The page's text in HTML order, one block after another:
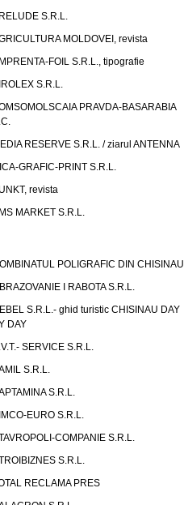
S.R.L.
MOLDOVEI, revista
FOIL S.R.L., tipografie
S.R.L.
PRAVDA-BASARABIA
RESERVE S.R.L. / ziarul ANTENNA
GRAFIC-PRINT S.R.L.
revista
MARKET S.R.L.
POLIGRAFIC DIN CHISINAU
I RABOTA S.R.L.
S.R.L.- ghid turistic CHISINAU DAY
DAY
SERVICE S.R.L.
S.R.L.
S.R.L.
EURO S.R.L.
COMPANIE S.R.L.
S.R.L.
RECLAMA PRES